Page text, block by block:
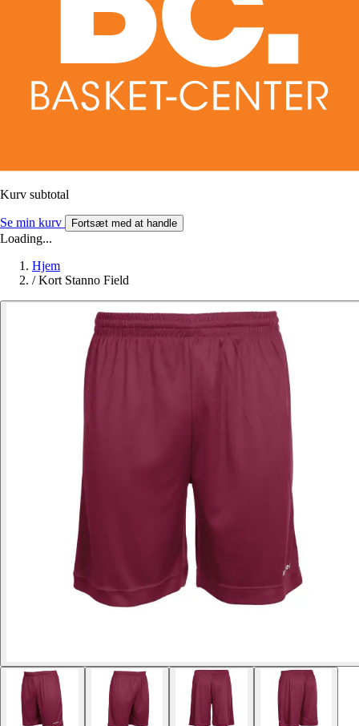
Kurv subtotal
Se min kurv Fortsæt med at handle
Loading...
Hjem
/ Kort Stanno Field